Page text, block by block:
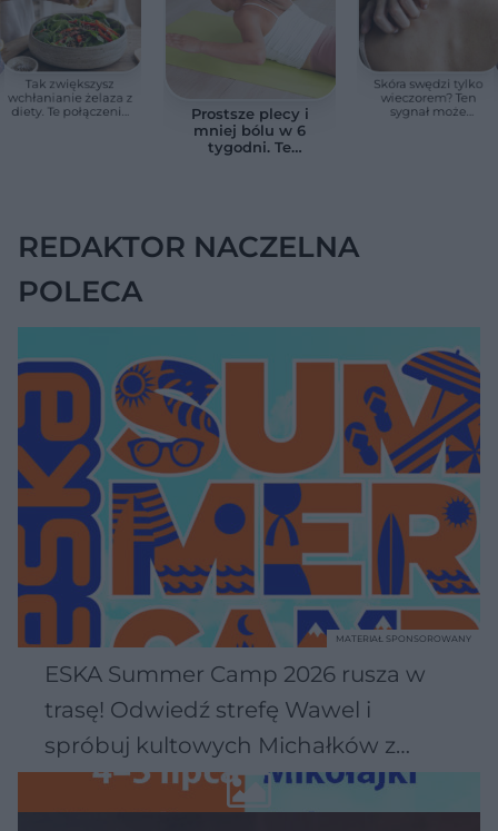
Tak zwiększysz
wchłanianie żelaza z
diety. Te połączenia
Prostsze plecy i
mniej bólu w 6
tygodni. Te
Skóra swędzi tylko
wieczorem? Ten
sygnał może
REDAKTOR NACZELNA
POLECA
ESKA Summer Camp 2026 rusza w
trasę! Odwiedź strefę Wawel i
spróbuj kultowych Michałków z
Wawelu
MATERIAŁ SPONSOROWANY